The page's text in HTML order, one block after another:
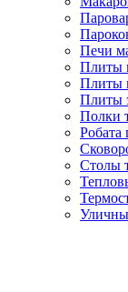
Печи
Плиты
Плиты
Плиты
Полки
Робата
Столы